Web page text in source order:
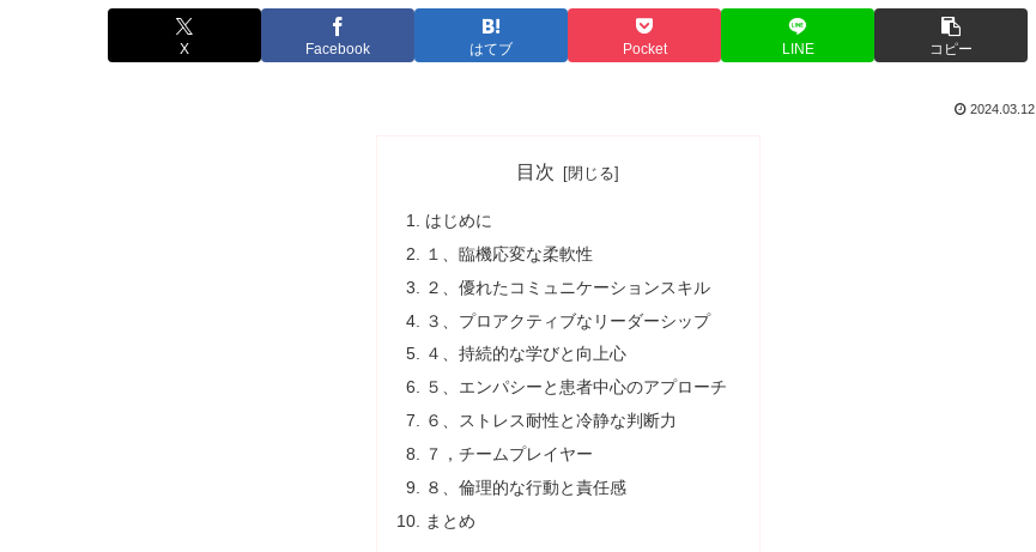
X Facebook はてブ Pocket LINE コピー
2024.03.12
目次
はじめに
１、臨機応変な柔軟性
２、優れたコミュニケーションスキル
３、プロアクティブなリーダーシップ
４、持続的な学びと向上心
５、エンパシーと患者中心のアプローチ
６、ストレス耐性と冷静な判断力
７，チームプレイヤー
８、倫理的な行動と責任感
まとめ